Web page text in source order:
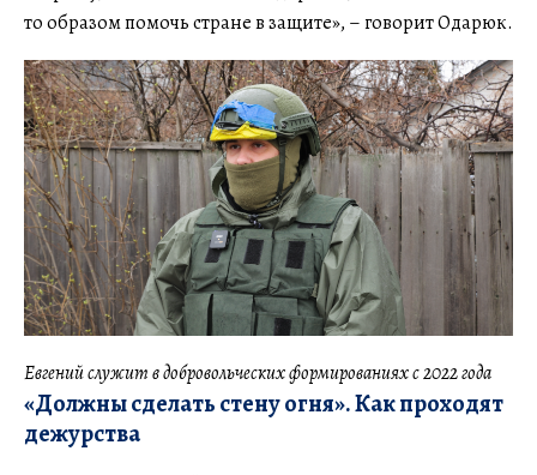
то образом помочь стране в защите», – говорит Одарюк.
Евгений служит в добровольческих формированиях с 2022 года
«Должны сделать стену огня». Как проходят
дежурства